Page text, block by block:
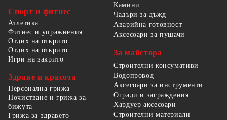
Спорт и фитнес
Атлетика
Фитнес и упражнения
Отдих на открито
Отдих на открито
Игри на закрито
Здраве и красота
Персонална грижа
Почистване и грижа за
бижута
Грижа за здравето
Камини
Чадъри за дъжд
Аварийна готовност
Аксесоари за пушачи
За майстора
Строителни консумативи
Водопровод
Аксесоари за инструменти
Огради и заграждения
Хардуер аксесоари
Строителни материали